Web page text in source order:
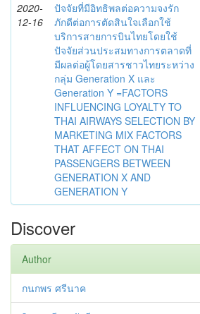
2020-
12-16
ปัจจัยที่มีอิทธิพลต่อความจงรัก
ภักดีต่อการตัดสินใจเลือกใช้
บริการสายการบินไทยโดยใช้
ปัจจัยส่วนประสมทางการตลาดที่
มีผลต่อผู้โดยสารชาวไทยระหว่าง
กลุ่ม Generation X และ
Generation Y =FACTORS
INFLUENCING LOYALTY TO
THAI AIRWAYS SELECTION BY
MARKETING MIX FACTORS
THAT AFFECT ON THAI
PASSENGERS BETWEEN
GENERATION X AND
GENERATION Y
Discover
Author
กนกพร ศรีนาค